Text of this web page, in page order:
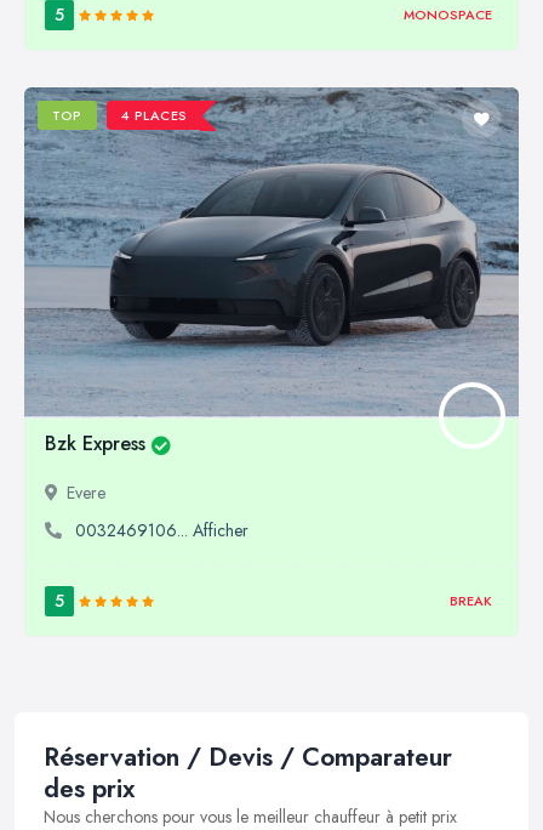
5 MONOSPACE
TOP 4 PLACES
Bzk Express
Evere
0032469106... Afficher
5 BREAK
Réservation / Devis / Comparateur
des prix
Nous cherchons pour vous le meilleur chauffeur à petit prix